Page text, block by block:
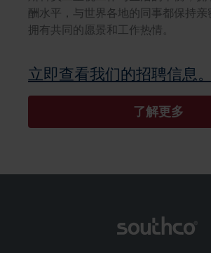
酬水平，与世界各地的同事都保持亲
拥有共同的愿景和工作热情。
立即查看我们的招聘信息。
了解更多